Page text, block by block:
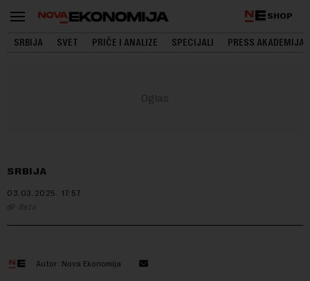
SHOP
SRBIJA SVET PRIČE I ANALIZE SPECIJALI PRESS AKADEMIJA
SRBIJA
03.03.2025. 17:57
Beta
Autor: Nova Ekonomija